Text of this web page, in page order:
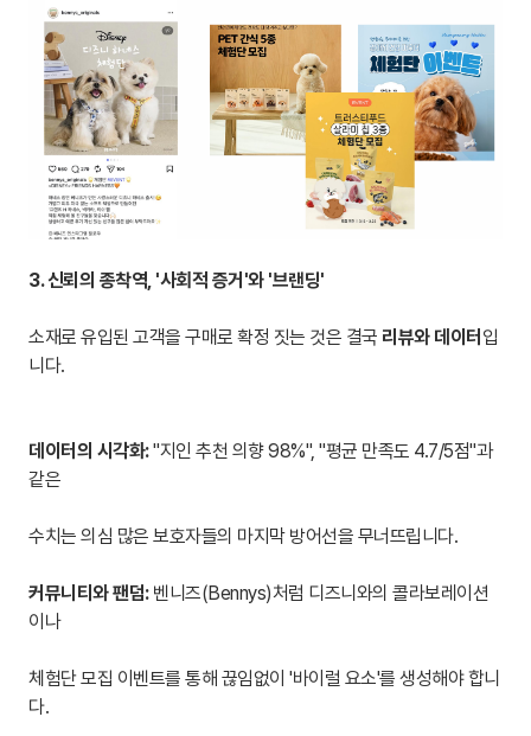
3. 신뢰의 종착역, '사회적 증거'와 '브랜딩'
소재로 유입된 고객을 구매로 확정 짓는 것은 결국 리뷰와 데이터 입
니다.
데이터의 시각화:"지인 추천 의향 98%", "평균 만족도 4.7/5점"과
같은
수치는 의심 많은 보호자들의 마지막 방어선을 무너뜨립니다.
커뮤니티와 팬덤:벤니즈(Bennys)처럼 디즈니와의 콜라보레이션
이나
체험단 모집 이벤트를 통해 끊임없이 '바이럴 요소'를 생성해야 합니
다.